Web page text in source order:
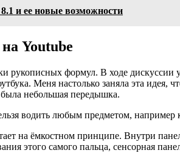
и ее новые возможности
Youtube
рукописных формул. В ходе
Меня настолько заняла эта
небольшая передышка.
водить любым предметом, например
на ёмкостном принципе. Внутри
этого самого пальца, сенсорная